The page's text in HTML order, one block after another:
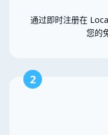
通过即时注册在
您的
2